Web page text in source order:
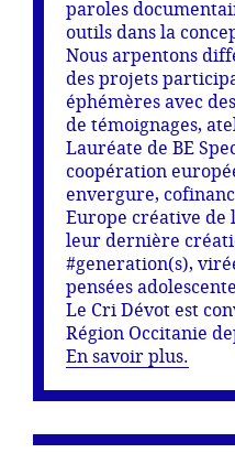
paroles
outils dans la
Nous arpentons
des projets
éphémères avec
de témoignages,
Lauréate de BE
coopération
envergure,
Europe créative de
leur dernière
#generation(s),
pensées
Le Cri Dévot est
Région Occitanie
En savoir plus.